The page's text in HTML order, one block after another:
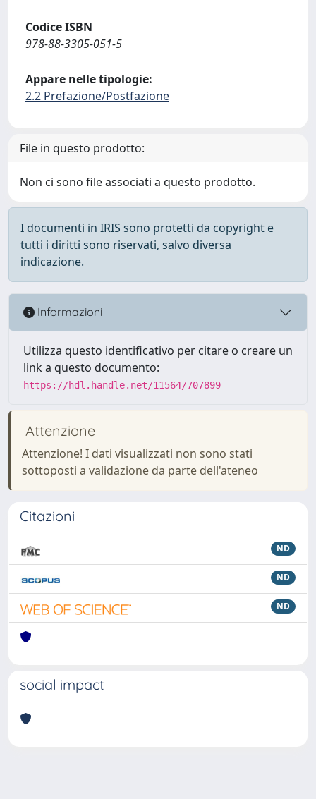
Codice ISBN
978-88-3305-051-5
Appare nelle tipologie:
2.2 Prefazione/Postfazione
File in questo prodotto:
Non ci sono file associati a questo prodotto.
I documenti in IRIS sono protetti da copyright e
tutti i diritti sono riservati, salvo diversa
indicazione.
Informazioni
Utilizza questo identificativo per citare o creare un
link a questo documento:
https://hdl.handle.net/11564/707899
Attenzione
Attenzione! I dati visualizzati non sono stati
sottoposti a validazione da parte dell'ateneo
Citazioni
ND
ND
ND
social impact